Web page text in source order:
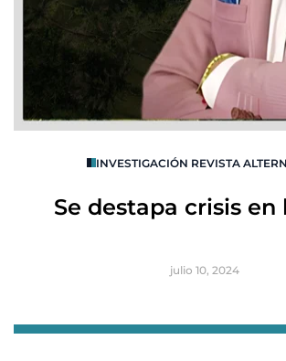
INVESTIGACIÓN REVISTA
Se destapa crisis en
julio 10, 2024